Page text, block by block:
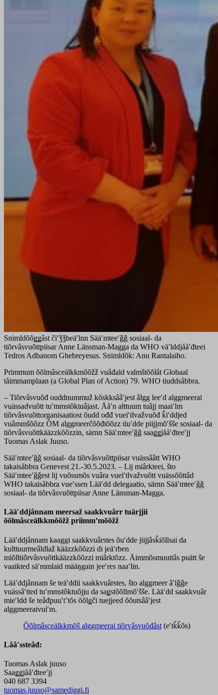
Snimldõõǥǥâst čiʹǯǯbeäʹlnn Sääʹmteeʹǧǧ sosiaal- da
tiõrvâsvuõttpiisar Anne Länsman-Magga da WHO väʹlddjååʹđteei
Tedros Adhanom Ghebreyesus. Snimldõk: Anu Rantalaiho.
Primmum õõlmâsceälkkmõõžž vuâđald valmštõõlât Globaal
tåimmamplaan (a Global Plan of Action) 79. WHO tiuddsåbbra.
– Tiõrvâsvuõđ ouddnummuž kõskksââʹjest âlgg leeʹd alggmeerai
vuässadvuõtt tuʹmmstõktuâjast. Ååʹn alttuum tuâjj maaiʹlm
tiõrvâsvuõttorganisaatiost õudd ođđ vueiʹtlvažvuõđ ǩiʹddjed
vuâmmšõõzz ÕM alggmeerčõõđtõõzz tiuʹdde piijjmõʹšše sosiaal- da
tiõrvâsvuõttkääzzkõõzzin, särnn Sääʹmteeʹǧǧ saaǥǥjååʹđteeʹjj
Tuomas Aslak Juuso.
Sääʹmteeʹǧǧ sosiaal- da tiõrvâsvuõttpiisar vuässââtt WHO
takaisåbbra Genevest 21.-30.5.2023. – Lij miârkteei, što
Sääʹmteeʹǧǧest lij vuõssmõs vuâra vueiʹtlvažvuõtt vuässõõttâd
WHO takaisåbbra vueʹssen Lääʹdd delegaatio, särnn Sääʹmteeʹǧǧ
sosiaal- da tiõrvâsvuõttpiisar Anne Länsman-Magga.
Lääʹddjânnam meersaž saakkvuârr tuärjjii
õõlmâsceälkkmõõžž priimmʼmõõžž
Lääʹddjânnam kaaggi saakkvuârstes õuʹdde jiijjâsǩiõllsai da
kulttuurmeâldlaž kääzzkõõzzi di jeäʹrben
miõlltiõrvâsvuõttkääzzkõõzzi miârktõzz. Äimmõsmuuttâs puätt še
vaaikted säʹmmlaid määŋgain jeeʹres naaʹlin.
Lääʹddjânnam še teäʹddii saakkvuârstes, što alggmeer âʹlǧǧe
vuässâʹtted tuʹmmstõktuõjju da saǥstõõllmõʹšše. Lääʹdd saakkvuâr
mieʹldd še teâđpuuʹtʼtõs õõlǥči tuejjeed õõutsââʹjest
alggmeeraivuiʹm.
Õõlmâsceälkkmõš alggmeerai tiõrvâsvuõđâst (eʹtǩǩõs)
Lââʹssteâđ:
Tuomas Aslak juuso
Saaǥǥjååʹđteeʹjj
040 687 3394
tuomas.juuso@samediggi.fi